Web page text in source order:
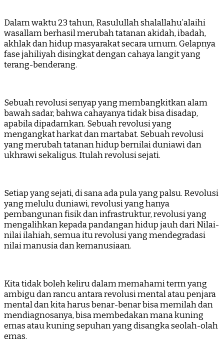
Dalam waktu 23 tahun, Rasulullah shalallahu’alaihi
wasallam berhasil merubah tatanan akidah, ibadah,
akhlak dan hidup masyarakat secara umum. Gelapnya
fase jahiliyah disingkat dengan cahaya langit yang
terang-benderang.
Sebuah revolusi senyap yang membangkitkan alam
bawah sadar, bahwa cahayanya tidak bisa disadap,
apabila dipadamkan. Sebuah revolusi yang
mengangkat harkat dan martabat. Sebuah revolusi
yang merubah tatanan hidup bernilai duniawi dan
ukhrawi sekaligus. Itulah revolusi sejati.
Setiap yang sejati, di sana ada pula yang palsu. Revolusi
yang melulu duniawi, revolusi yang hanya
pembangunan fisik dan infrastruktur, revolusi yang
mengalihkan kepada pandangan hidup jauh dari Nilai-
nilai ilahiah, semua itu revolusi yang mendegradasi
nilai manusia dan kemanusiaan.
Kita tidak boleh keliru dalam memahami term yang
ambigu dan rancu antara revolusi mental atau penjara
mental dan kita harus benar-benar bisa memilah dan
mendiagnosanya, bisa membedakan mana kuning
emas atau kuning sepuhan yang disangka seolah-olah
emas.